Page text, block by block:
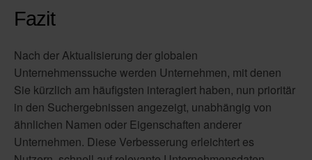
Fazit
Nach der Aktualisierung der globalen
Unternehmenssuche werden Unternehmen, mit denen
Sie kürzlich am häufigsten interagiert haben, nun prioritär
in den Suchergebnissen angezeigt, unabhängig von
ähnlichen Namen oder Eigenschaften anderer
Unternehmen. Diese Verbesserung erleichtert es